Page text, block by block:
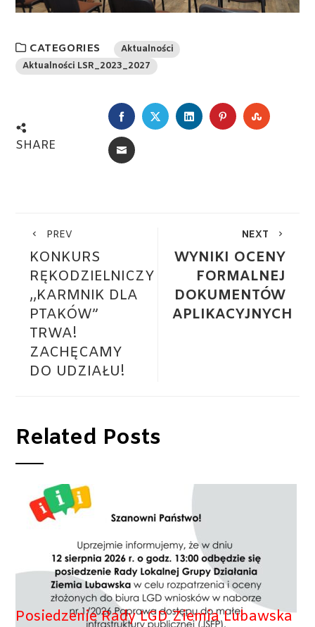
CATEGORIES
Aktualności
Aktualności LSR_2023_2027
SHARE
FACEBOOK
TWITTERLINKEDINPINTEREST
EMAIL
PREV
KONKURS
RĘKODZIELNICZY
,,KARMNIK DLA
PTAKÓW”
TRWA!
ZACHĘCAMY
DO UDZIAŁU!
NEXT
WYNIKI OCENY
FORMALNEJ
DOKUMENTÓW
APLIKACYJNYCH
Related Posts
Posiedzenie Rady LGD Ziemia Lubawska